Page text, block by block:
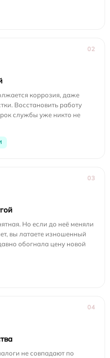
02
коррозия, даже
Восстановить работу
службы уже никто не
03
Но если до неё меняли
вы латаете изношенный
обогнала цену новой
04
не совпадают по